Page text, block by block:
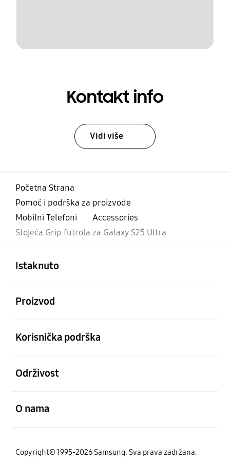
Kontakt info
Vidi više
Početna Strana
Pomoć i podrška za proizvode
Mobilni Telefoni
Accessories
Stojeća Grip futrola za Galaxy S25 Ultra
Istaknuto
Proizvod
Korisnička podrška
Održivost
O nama
Copyright© 1995-2026 Samsung. Sva prava zadržana.